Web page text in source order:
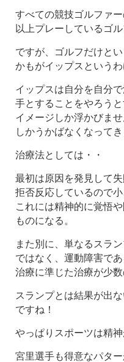
すべての競技ゴルファ
以上プレーしているゴ
ですが、ゴルフだけと
かもがイップスという
イップスは自分を自分
手とすることをやろう
イメージしか浮かびま
しかうかばなくなってき
治療法としては・・
最初は原因を発見して
拒否反応しているので
これには精神的に覚悟
ものになる。
また別に、単なるスラ
ではなく、運動障害で
治療に準じた治療が少
スランプとは結果が出
ですね！
やっぱりスポーツは精
宮里選手も得意なパタ